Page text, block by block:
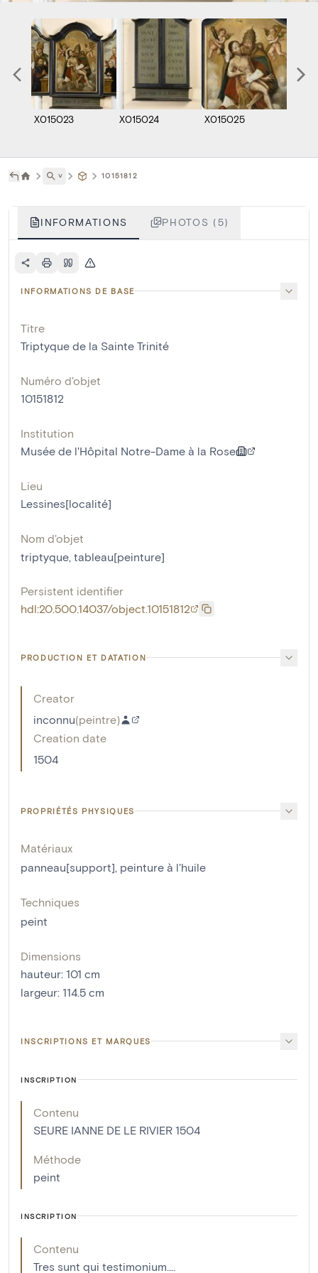
X015023 X015024 X015025
˅ 10151812
INFORMATIONS PHOTOS (5)
INFORMATIONS DE BASE
Titre
Triptyque de la Sainte Trinité
Numéro d'objet
10151812
Institution
Musée de l'Hôpital Notre-Dame à la Rose
Lieu
Lessines[localité]
Nom d'objet
triptyque tableau[peinture]
Persistent identifier
hdl:20.500.14037/object.10151812
PRODUCTION ET DATATION
Creator
inconnu(peintre)
Creation date
1504
PROPRIÉTÉS PHYSIQUES
Matériaux
panneau[support] peinture à l'huile
Techniques
peint
Dimensions
hauteur: 101 cm
largeur: 114.5 cm
INSCRIPTIONS ET MARQUES
INSCRIPTION
Contenu
SEURE IANNE DE LE RIVIER 1504
Méthode
peint
INSCRIPTION
Contenu
Tres sunt qui testimonium....